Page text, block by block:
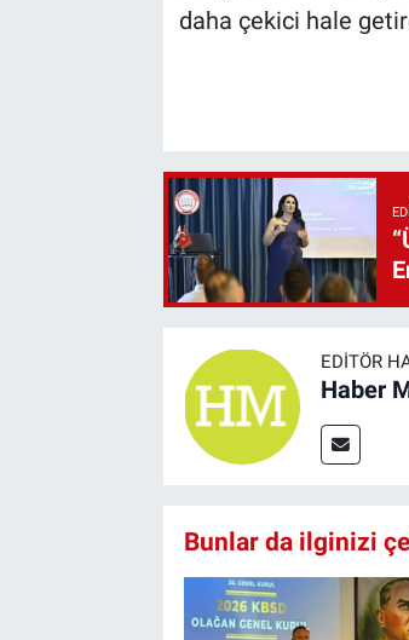
daha çekici hale
EDITÖR
Haber
Bunlar da ilginizi